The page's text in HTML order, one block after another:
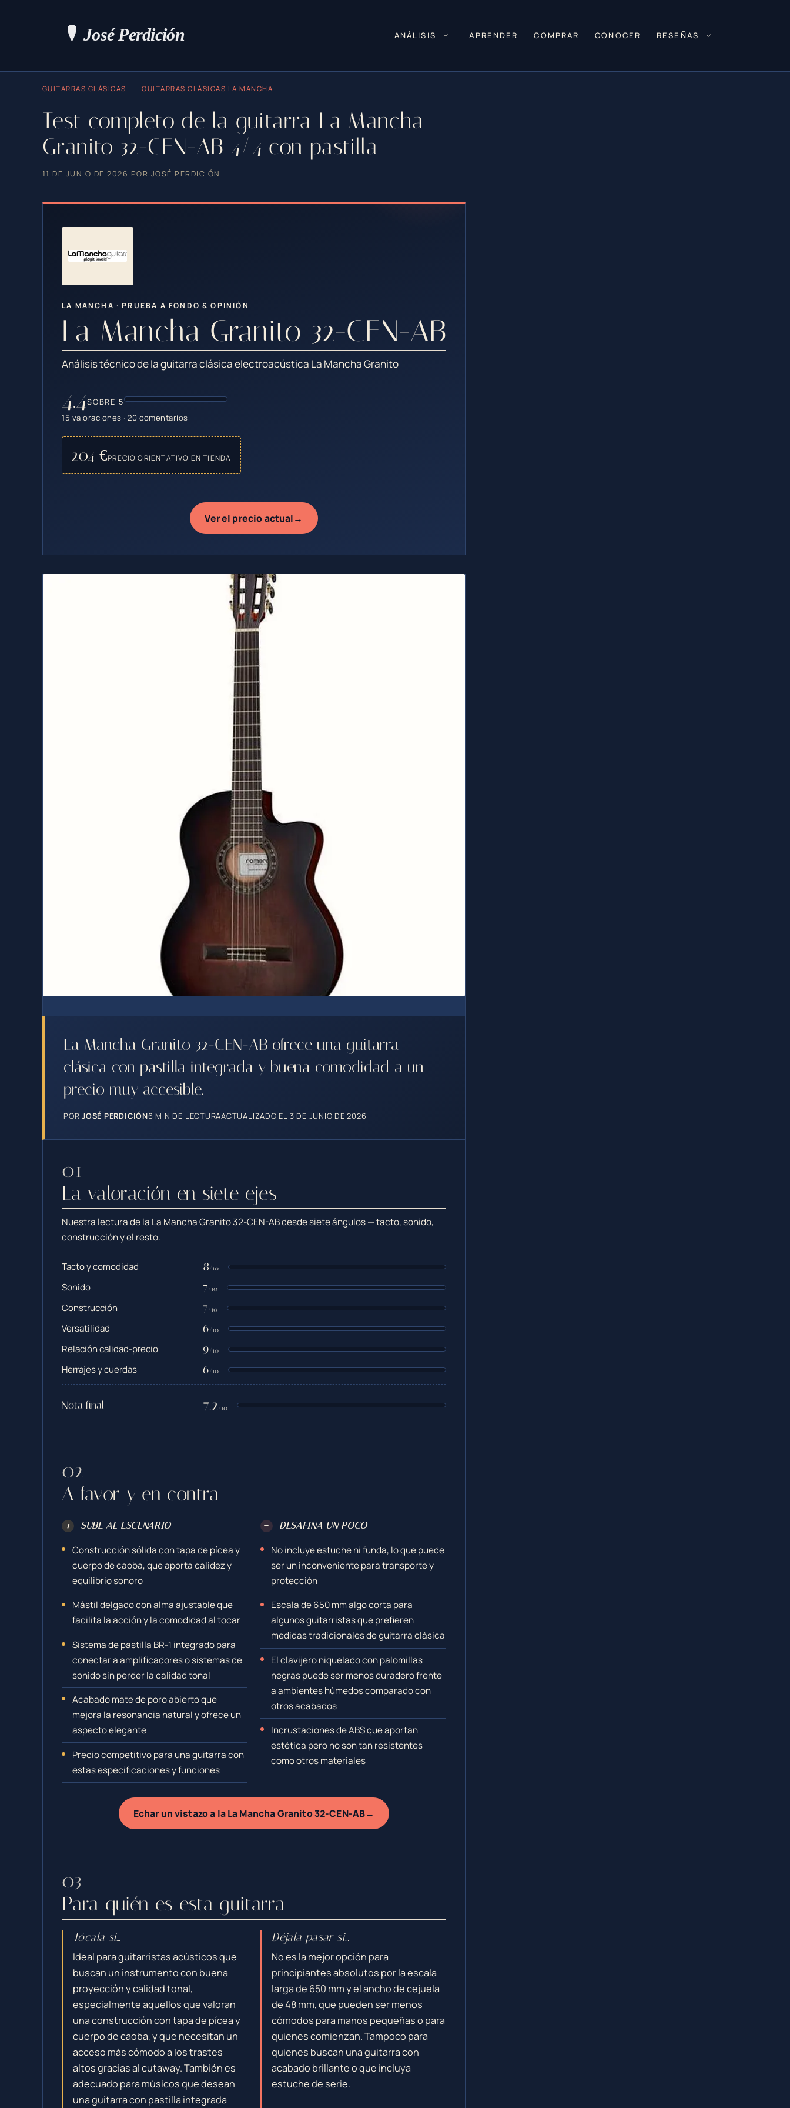
ANÁLISIS APRENDER COMPRAR CONOCER RESEÑAS
GUITARRAS CLÁSICAS - GUITARRAS CLÁSICAS LA MANCHA
Test completo de la guitarra La Mancha
Granito 32-CEN-AB 4/4 con pastilla
11 DE JUNIO DE 2026 POR JOSÉ PERDICIÓN
LA MANCHA · PRUEBA A FONDO & OPINIÓN
La Mancha Granito 32-CEN-AB
Análisis técnico de la guitarra clásica electroacústica La Mancha Granito
4.4SOBRE 5
15 valoraciones · 20 comentarios
204 €PRECIO ORIENTATIVO EN TIENDA
Ver el precio actual→
La Mancha Granito 32-CEN-AB ofrece una guitarra
clásica con pastilla integrada y buena comodidad a un
precio muy accesible.
PORJOSÉ PERDICIÓN6 MIN DE LECTURAACTUALIZADO EL 3 DE JUNIO DE 2026
La valoración en siete ejes
Nuestra lectura de la La Mancha Granito 32-CEN-AB desde siete ángulos — tacto, sonido,
construcción y el resto.
Tacto y comodidad 8/10
Sonido 7/10
Construcción 7/10
Versatilidad 6/10
Relación calidad-precio 9/10
Herrajes y cuerdas 6/10
Nota final 7.2/10
A favor y en contra
+ SUBE AL ESCENARIO
Construcción sólida con tapa de pícea y
cuerpo de caoba, que aporta calidez y
equilibrio sonoro
Mástil delgado con alma ajustable que
facilita la acción y la comodidad al tocar
Sistema de pastilla BR-1 integrado para
conectar a amplificadores o sistemas de
sonido sin perder la calidad tonal
Acabado mate de poro abierto que
mejora la resonancia natural y ofrece un
aspecto elegante
Precio competitivo para una guitarra con
estas especificaciones y funciones
− DESAFINA UN POCO
No incluye estuche ni funda, lo que puede
ser un inconveniente para transporte y
protección
Escala de 650 mm algo corta para
algunos guitarristas que prefieren
medidas tradicionales de guitarra clásica
El clavijero niquelado con palomillas
negras puede ser menos duradero frente
a ambientes húmedos comparado con
otros acabados
Incrustaciones de ABS que aportan
estética pero no son tan resistentes
como otros materiales
Echar un vistazo a la La Mancha Granito 32-CEN-AB→
Para quién es esta guitarra
Tócala si…
Ideal para guitarristas acústicos que
buscan un instrumento con buena
proyección y calidad tonal,
especialmente aquellos que valoran
una construcción con tapa de pícea y
cuerpo de caoba, y que necesitan un
acceso más cómodo a los trastes
altos gracias al cutaway. También es
adecuado para músicos que desean
una guitarra con pastilla integrada
Déjala pasar si…
No es la mejor opción para
principiantes absolutos por la escala
larga de 650 mm y el ancho de cejuela
de 48 mm, que pueden ser menos
cómodos para manos pequeñas o para
quienes comienzan. Tampoco para
quienes buscan una guitarra con
acabado brillante o que incluya
estuche de serie.